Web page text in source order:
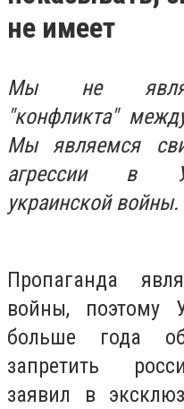
не имеет
Мы не
"конфликта"
Мы являемся
агрессии в
украинской войны.
Пропаганда
войны, поэтому
больше года
запретить
заявил в